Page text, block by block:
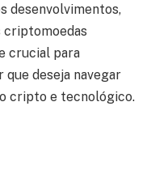
desenvolvimentos,
criptomoedas
crucial para
deseja navegar
cripto e tecnológico.